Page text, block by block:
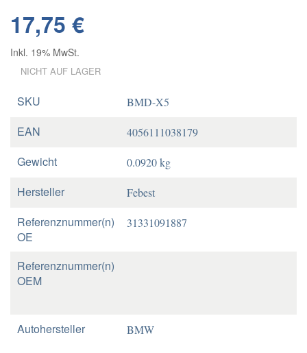
17,75 €
Inkl. 19% MwSt.
NICHT AUF LAGER
SKU BMD-X5
EAN 4056111038179
Gewicht 0.0920 kg
Hersteller Febest
Referenznummer(n)
OE
31331091887
Referenznummer(n)
OEM
Autohersteller BMW